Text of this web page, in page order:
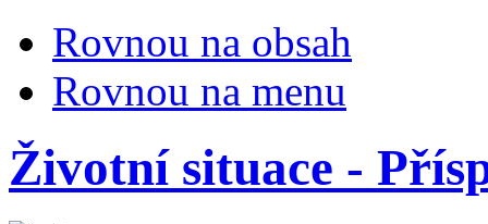
Rovnou na obsah
Rovnou na menu
Životní situace -